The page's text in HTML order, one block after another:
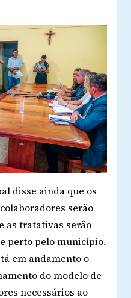
disse ainda que os
serão
as tratativas serão
perto pelo município.
em andamento o
do modelo de
necessários ao